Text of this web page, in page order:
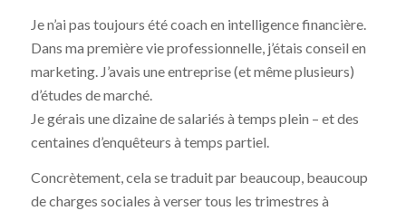
Je n’ai pas toujours été coach en intelligence financière.
Dans ma première vie professionnelle, j’étais conseil en
marketing. J’avais une entreprise (et même plusieurs)
d’études de marché.
Je gérais une dizaine de salariés à temps plein – et des
centaines d’enquêteurs à temps partiel.
Concrètement, cela se traduit par beaucoup, beaucoup
de charges sociales à verser tous les trimestres à